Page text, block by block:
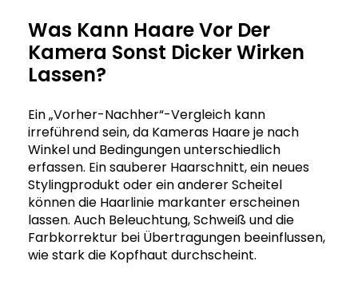
Was Kann Haare Vor Der
Kamera Sonst Dicker Wirken
Lassen?
Ein „Vorher-Nachher“-Vergleich kann
irreführend sein, da Kameras Haare je nach
Winkel und Bedingungen unterschiedlich
erfassen. Ein sauberer Haarschnitt, ein neues
Stylingprodukt oder ein anderer Scheitel
können die Haarlinie markanter erscheinen
lassen. Auch Beleuchtung, Schweiß und die
Farbkorrektur bei Übertragungen beeinflussen,
wie stark die Kopfhaut durchscheint.